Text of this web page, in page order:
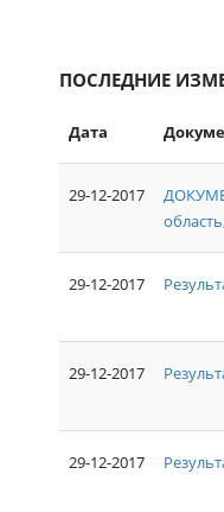
ПОСЛЕДНИЕ
Дата
29-12-2017
29-12-2017
29-12-2017
29-12-2017